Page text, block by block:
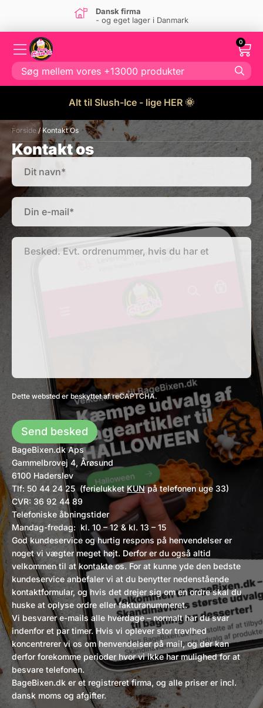
Dansk firma
- og eget lager i Danmark
0
Alt til Slush-Ice - lige HER 🌞
Forside / Kontakt Os
Kontakt os
Dette websted er beskyttet af reCAPTCHA.
Send besked
BageBixen.dk Aps
Gammelbrovej 4, Årøsund
6100 Haderslev
Tlf: 50 44 24 25 (ferielukketKUNpå telefonen uge 33)
CVR: 36 92 44 89
Telefoniske åbningstider
Mandag-fredag: kl. 10 – 12 & kl. 13 – 15
God kundeservice og hurtig respons på henvendelser er
noget vi vægter meget højt. Derfor er du også altid
velkommen til at kontakte os. For at kunne yde den bedste
kundeservice anbefaler vi at du benytter nedenstående
kontaktformular, og hvis det drejer sig om en ordre skal du
huske at oplyse ordre eller fakturanummeret.
Vi besvarer e-mails alle hverdage – normalt har du svar
indenfor et par timer. Hvis vi oplever stor travlhed
koncentrerer vi os om henvendelser på mail, og der kan
derfor forekomme perioder hvor vi ikke har mulighed for at
besvare telefonen.
BageBixen.dk er et registreret firma, og alle priser er incl.
dansk moms og afgifter.